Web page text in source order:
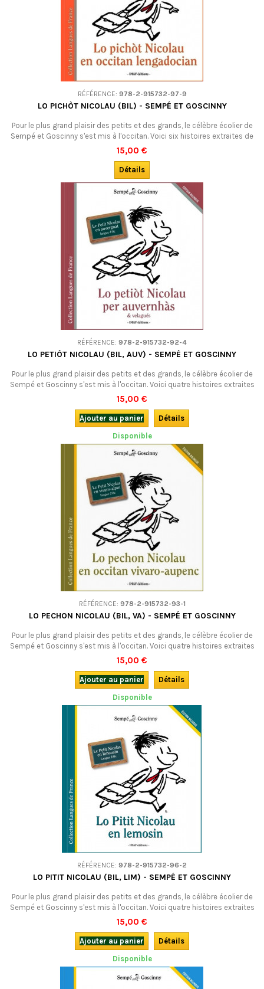
RÉFÉRENCE: 978-2-915732-97-9
LO PICHÒT NICOLAU (BIL) - SEMPÉ ET GOSCINNY
Pour le plus grand plaisir des petits et des grands, le célèbre écolier de
Sempé et Goscinny s'est mis à l'occitan. Voici six histoires extraites de
La rentrée du Petit Nicolas en occitan languedocien. A découvrir, en
famille ou à l'école : es de primièra !Bilingue. DÉSOLÉS : épuisé chez
l'éditeur.
15,00 €
Détails
RÉFÉRENCE: 978-2-915732-92-4
LO PETIÒT NICOLAU (BIL, AUV) - SEMPÉ ET GOSCINNY
Pour le plus grand plaisir des petits et des grands, le célèbre écolier de
Sempé et Goscinny s'est mis à l'occitan. Voici quatre histoires extraites
de La rentrée du Petit Nicolas en occitan d'Auvergne et du Velay. A
découvrir en famille et même à l'école : quò-es bien de biais !Bilingue.
15,00 €
Ajouter au panier
Détails
Disponible
RÉFÉRENCE: 978-2-915732-93-1
LO PECHON NICOLAU (BIL, VA) - SEMPÉ ET GOSCINNY
Pour le plus grand plaisir des petits et des grands, le célèbre écolier de
Sempé et Goscinny s'est mis à l'occitan. Voici quatre histoires extraites
de La rentrée du Petit Nicolas en occitan vivaro-alpin. Òu 'fant, tròp bien
!Bilingue.
15,00 €
Ajouter au panier
Détails
Disponible
RÉFÉRENCE: 978-2-915732-96-2
LO PITIT NICOLAU (BIL, LIM) - SEMPÉ ET GOSCINNY
Pour le plus grand plaisir des petits et des grands, le célèbre écolier de
Sempé et Goscinny s'est mis à l'occitan. Voici quatre histoires extraites
de La rentrée du Petit Nicolas en occitan limousin. A découvrir, en famille
ou à l'école : quò es de prumiera !Bilingue. ATTENTION : DERNIER
EXEMPLAIRE !
15,00 €
Ajouter au panier
Détails
Disponible